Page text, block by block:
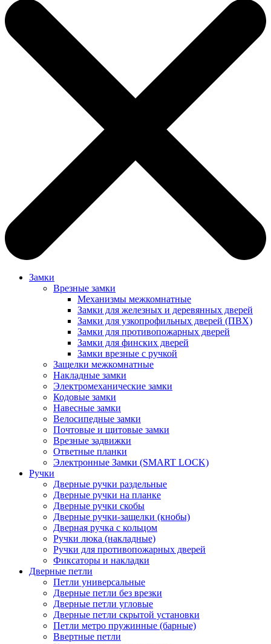
Замки
Врезные замки
Механизмы межкомнатные
Замки для железных и деревянных дверей
Замки для узкопрофильных дверей (ПВХ)
Замки для противопожарных дверей
Замки для финских дверей
Замки врезные с ручкой
Защелки межкомнатные
Накладные замки
Электромеханические замки
Кодовые замки
Навесные замки
Велосипедные замки
Почтовые и щитовые замки
Врезные задвижки
Ответные планки
Электронные Замки (SMART LOCK)
Ручки
Дверные ручки раздельные
Дверные ручки на планке
Дверные ручки скобы
Дверные ручки-защелки (кнобы)
Дверная ручка с кольцом
Ручки люка (накладные)
Ручки для противопожарных дверей
Фиксаторы и накладки
Дверные петли
Петли универсальные
Дверные петли без врезки
Дверные петли угловые
Дверные петли скрытой установки
Петли метро пружинные (барные)
Ввертные петли